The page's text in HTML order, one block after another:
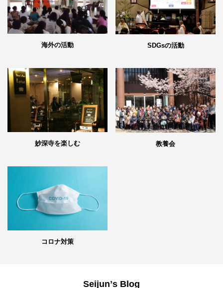
海外の活動 SDGsの活動
妙深寺を楽しむ 教養会
コロナ対策
Seijunʼs Blog